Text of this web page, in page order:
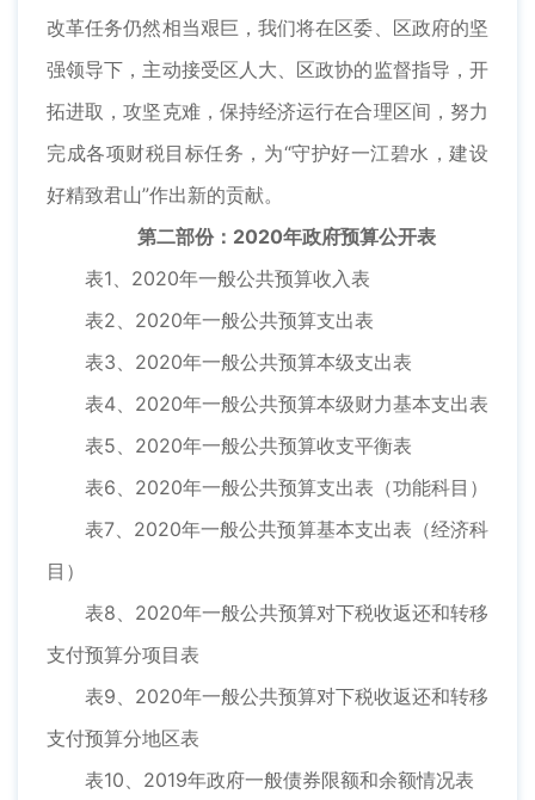
改革任务仍然相当艰巨，我们将在区委、区政府的坚
强领导下，主动接受区人大、区政协的监督指导，开
拓进取，攻坚克难，保持经济运行在合理区间，努力
完成各项财税目标任务，为“守护好一江碧水，建设
好精致君山”作出新的贡献。
第二部份：2020年政府预算公开表
表1、2020年一般公共预算收入表
表2、2020年一般公共预算支出表
表3、2020年一般公共预算本级支出表
表4、2020年一般公共预算本级财力基本支出表
表5、2020年一般公共预算收支平衡表
表6、2020年一般公共预算支出表（功能科目）
表7、2020年一般公共预算基本支出表（经济科
目）
表8、2020年一般公共预算对下税收返还和转移
支付预算分项目表
表9、2020年一般公共预算对下税收返还和转移
支付预算分地区表
表10、2019年政府一般债券限额和余额情况表